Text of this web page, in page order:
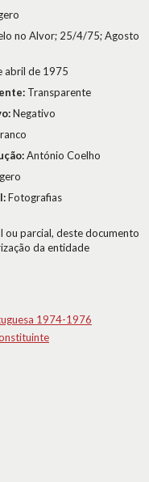
no Alvor; 25/4/75; Agosto
abril de 1975
Transparente
Negativo
António Coelho
Fotografias
ou parcial, deste documento
da entidade
1974-1976